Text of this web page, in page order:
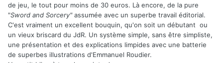
de jeu, le tout pour moins de 30 euros. Là encore, de la pure
"Sword and Sorcery"assumée avec un superbe travail éditorial.
C'est vraiment un excellent bouquin, qu'on soit un débutant ou
un vieux briscard du JdR. Un système simple, sans être simpliste,
une présentation et des explications limpides avec une batterie
de superbes illustrations d'Emmanuel Roudier.